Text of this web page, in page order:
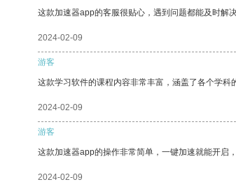
这款加速器app的客服很贴心，遇到问题都能及时解
2024-02-09
游客
这款学习软件的课程内容非常丰富，涵盖了各个学科
2024-02-09
游客
这款加速器app的操作非常简单，一键加速就能开启，
2024-02-09